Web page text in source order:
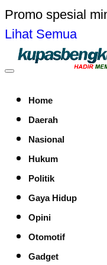
Promo spesial
Lihat Semua
Home
Daerah
Nasional
Hukum
Politik
Gaya Hidup
Opini
Otomotif
Gadget